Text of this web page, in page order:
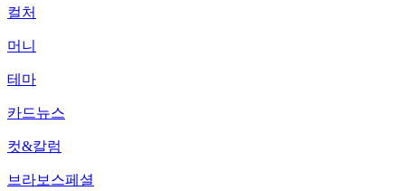
컬처
머니
테마
카드뉴스
컷&칼럼
브라보스페셜